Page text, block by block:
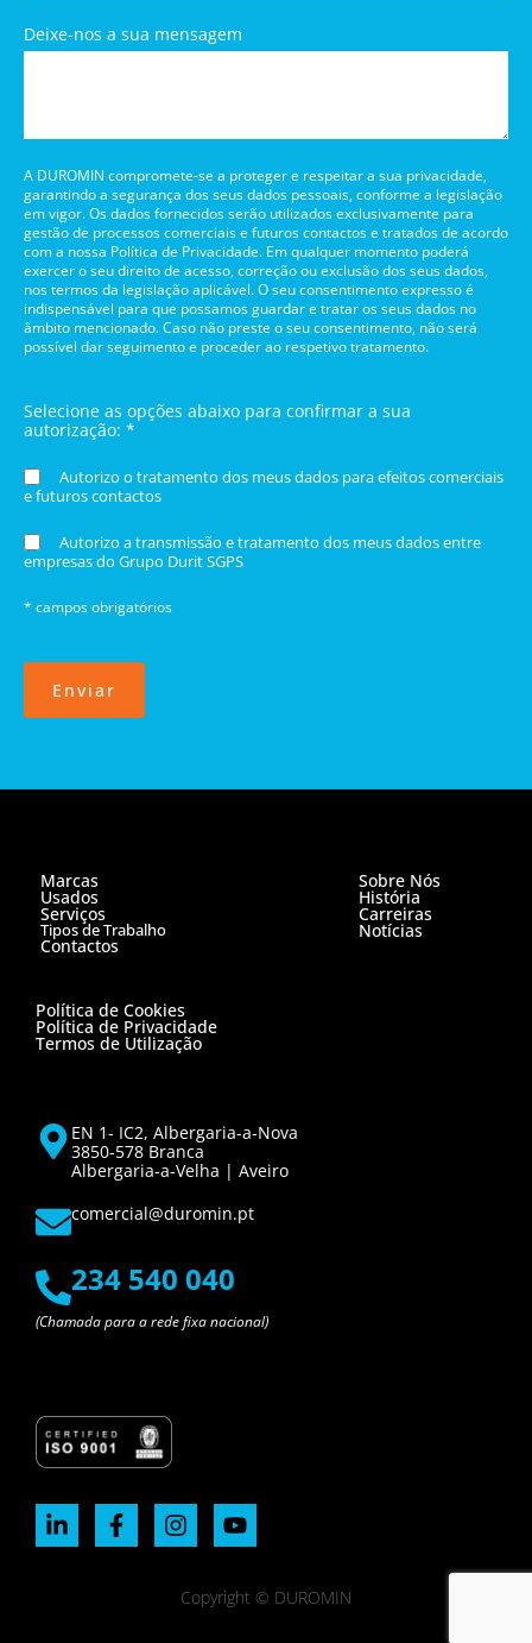
Deixe-nos a sua mensagem
A DUROMIN compromete-se a proteger e respeitar a sua privacidade,
garantindo a segurança dos seus dados pessoais, conforme a legislação
em vigor. Os dados fornecidos serão utilizados exclusivamente para
gestão de processos comerciais e futuros contactos e tratados de acordo
com a nossa Política de Privacidade. Em qualquer momento poderá
exercer o seu direito de acesso, correção ou exclusão dos seus dados,
nos termos da legislação aplicável. O seu consentimento expresso é
indispensável para que possamos guardar e tratar os seus dados no
âmbito mencionado. Caso não preste o seu consentimento, não será
possível dar seguimento e proceder ao respetivo tratamento.
Selecione as opções abaixo para confirmar a sua
autorização: *
Autorizo o tratamento dos meus dados para efeitos comerciais
e futuros contactos
Autorizo a transmissão e tratamento dos meus dados entre
empresas do Grupo Durit SGPS
* campos obrigatórios
Enviar
Marcas
Usados
Serviços
Tipos de Trabalho
Contactos
Sobre Nós
História
Carreiras
Notícias
Política de Cookies
Política de Privacidade
Termos de Utilização
EN 1- IC2, Albergaria-a-Nova
3850-578 Branca
Albergaria-a-Velha | Aveiro
comercial@duromin.pt
234 540 040
(Chamada para a rede fixa nacional)
Copyright © DUROMIN